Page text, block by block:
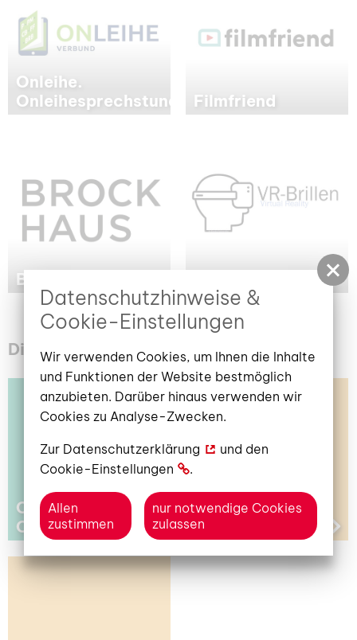
Onleihe.
Onleihesprechstunde
Filmfriend
BROCKHAUS
Direktlinks
Onleihe.
Onleihesprechstunde Filmfriend
Datenschutzhinweise &
Cookie-Einstellungen
Wir verwenden Cookies, um Ihnen die Inhalte
und Funktionen der Website bestmöglich
anzubieten. Darüber hinaus verwenden wir
Cookies zu Analyse-Zwecken.
Zur Datenschutzerklärung
und den
Cookie-Einstellungen
.
Allen
zustimmen
nur notwendige Cookies
zulassen